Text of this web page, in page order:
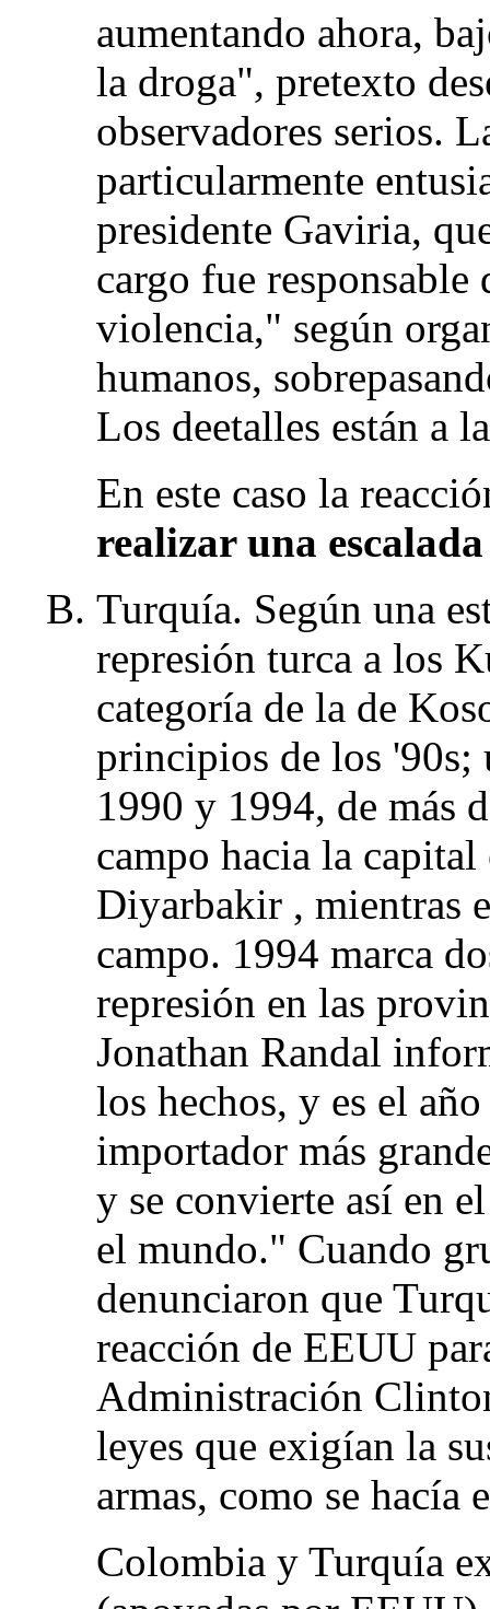
aumentando ahora,
la droga", pretexto
observadores serios.
particularmente
presidente Gaviria,
cargo fue responsable
violencia," según
humanos,
Los deetalles están a
En este caso la
realizar una
Turquía. Según una
represión turca a los
categoría de la de
principios de los '90s;
1990 y 1994, de más
campo hacia la
Diyarbakir , mientras
campo. 1994 marca
represión en las
Jonathan Randal
los hechos, y es el
importador más
y se convierte así en
el mundo." Cuando
denunciaron que
reacción de EEUU
Administración
leyes que exigían la
armas, como se hacía
Colombia y Turquía